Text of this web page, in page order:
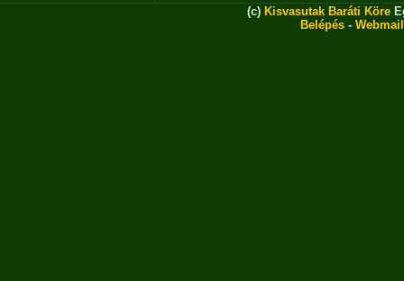
(c) Kisvasutak Baráti Köre
Belépés - Webmail